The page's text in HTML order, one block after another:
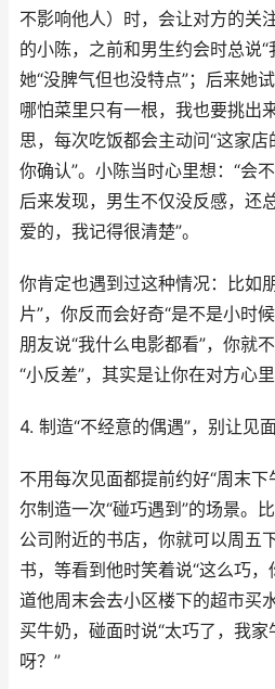
不影响他人）时，会让对方的关
的小陈，之前和男生约会时总说
她“没脾气但也没特点”；后来她
哪怕菜里只有一根，我也要挑出
思，每次吃饭都会主动问“这家
你确认”。小陈当时心里想：“会
后来发现，男生不仅没反感，还
爱的，我记得很清楚”。
你肯定也遇到过这种情况：比如
片”，你反而会好奇“是不是小时
朋友说“我什么电影都看”，你
“小反差”，其实是让你在对方心里
4. 制造“不经意的偶遇”，别让见
不用每次见面都提前约好“周末
尔制造一次“碰巧遇到”的场景。
公司附近的书店，你就可以周五
书，等看到他时笑着说“这么巧
道他周末会去小区楼下的超市买
买牛奶，碰面时说“太巧了，我
呀？”